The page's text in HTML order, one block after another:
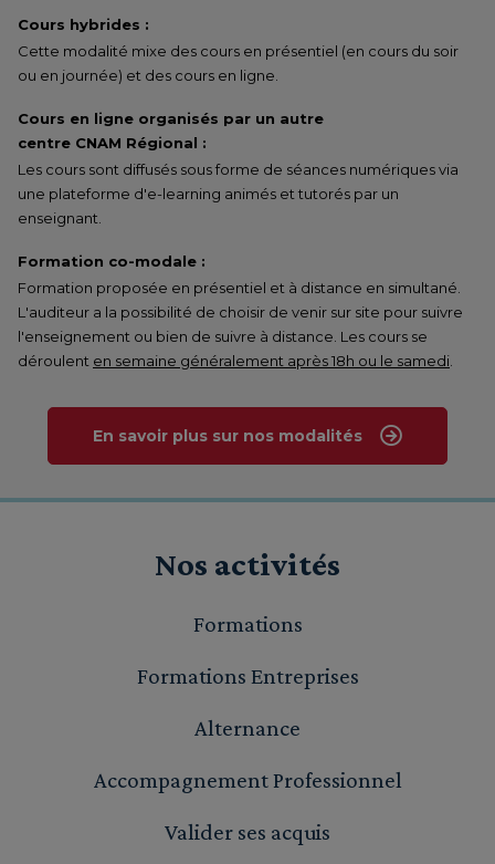
Cours hybrides :
Cette modalité mixe des cours en présentiel (en cours du soir
ou en journée) et des cours en ligne.
Cours en ligne organisés par un autre
centre CNAM Régional :
Les cours sont diffusés sous forme de séances numériques via
une plateforme d'e-learning animés et tutorés par un
enseignant.
Formation co-modale :
Formation proposée en présentiel et à distance en simultané.
L'auditeur a la possibilité de choisir de venir sur site pour suivre
l'enseignement ou bien de suivre à distance. Les cours se
déroulent en semaine généralement après 18h ou le samedi
En savoir plus sur nos modalités
Nos activités
Formations
Formations Entreprises
Alternance
Accompagnement Professionnel
Valider ses acquis